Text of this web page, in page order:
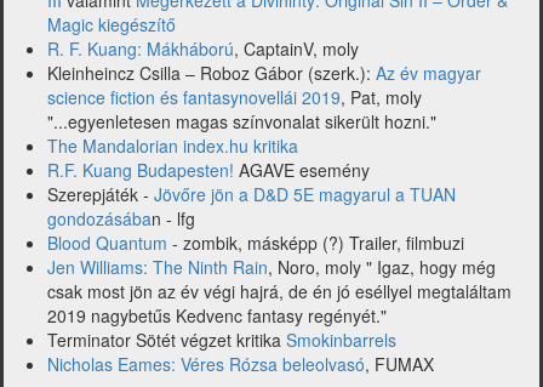
Magic kiegészítő
R. F. Kuang: Mákháború, CaptainV, moly
Kleinheincz Csilla – Roboz Gábor (szerk.): Az év magyar
science fiction és fantasynovellái 2019, Pat, moly
"...egyenletesen magas színvonalat sikerült hozni."
The Mandalorian index.hu kritika
R.F. Kuang Budapesten! AGAVE esemény
Szerepjáték - Jövőre jön a D&D 5E magyarul a TUAN
gondozásában - lfg
Blood Quantum - zombik, másképp (?) Trailer, filmbuzi
Jen Williams: The Ninth Rain, Noro, moly " Igaz, hogy még
csak most jön az év végi hajrá, de én jó eséllyel megtaláltam
2019 nagybetűs Kedvenc fantasy regényét."
Terminator Sötét végzet kritika Smokinbarrels
Nicholas Eames: Véres Rózsa beleolvasó, FUMAX